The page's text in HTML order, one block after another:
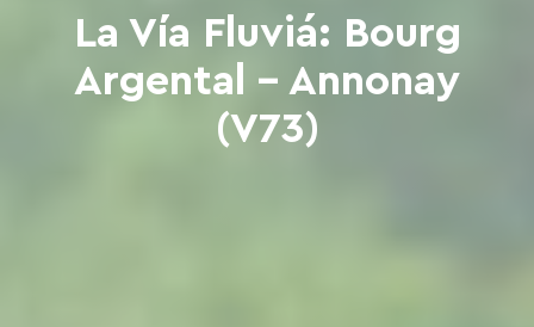
La Vía Fluviá: Bourg
Argental - Annonay
(V73)